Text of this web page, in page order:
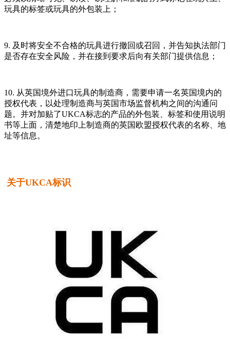
玩具的标签或玩具的外包装上；
9. 及时将安全不合格的玩具进行撤回或召回，并告知执法部门
是否存在安全风险，并在接到要求后向有关部门提供信息；
10. 从英国境外进口玩具的制造商，需要申请一名英国境内的
授权代表，以处理制造商与英国市场监督机构之间的沟通问
题。并对加贴了UKCA标志的产品的外包装、标签和使用说明
书等上面，清楚地印上制造商的英国欧盟授权代表的名称、地
址等信息。
关于UKCA标识